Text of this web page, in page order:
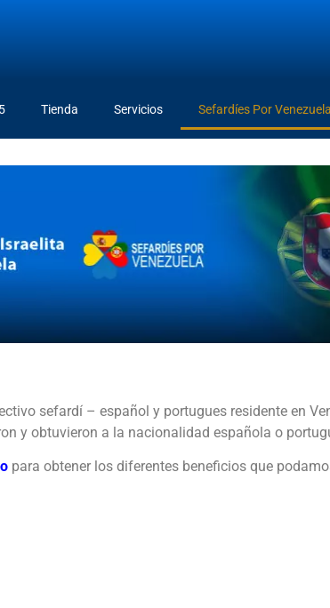
Tienda Servicios Sefardíes Por Venezuela
sefardí – español y portugues residente en
y obtuvieron a la nacionalidad española o
para obtener los diferentes beneficios que